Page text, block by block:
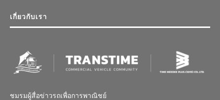
เกี่ยวกับเรา
ชมรมผู้สื่อข่าวรถเพื่อการพาณิชย์